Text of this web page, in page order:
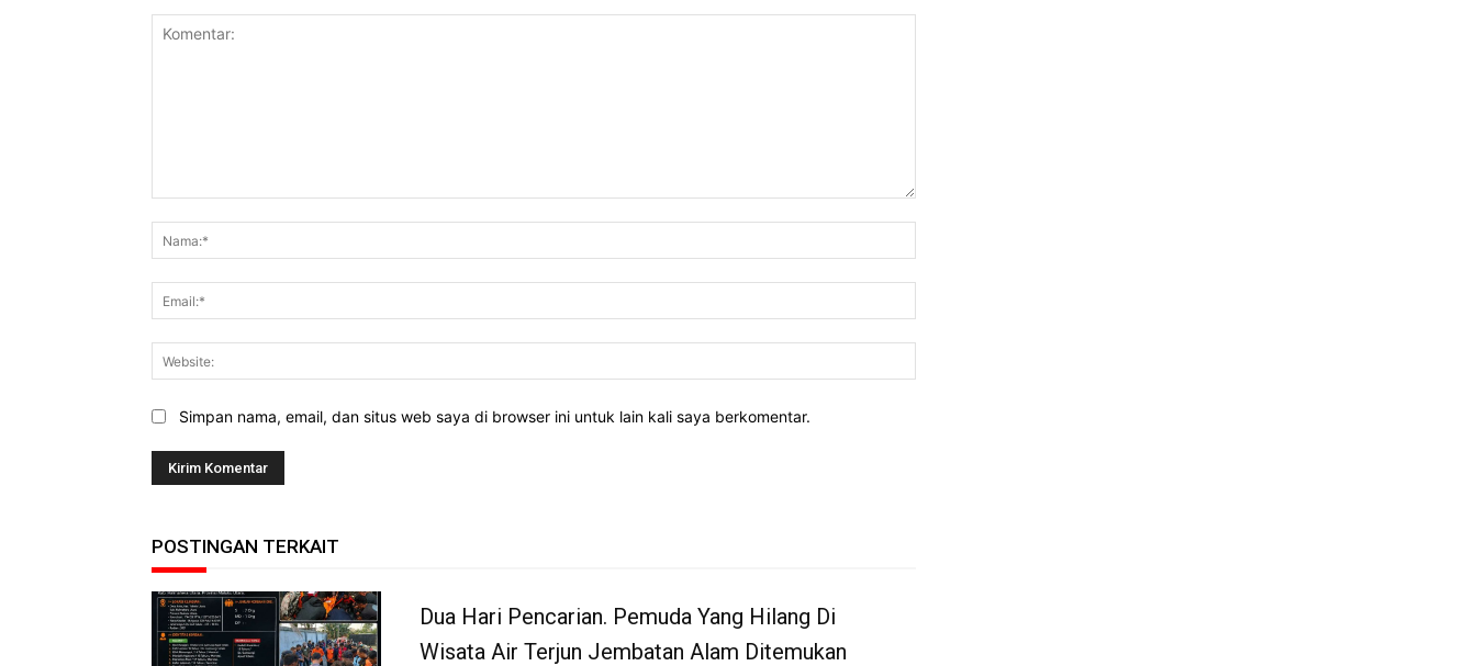
Simpan nama, email, dan situs web saya di browser ini untuk lain kali saya berkomentar.
POSTINGAN TERKAIT
Dua Hari Pencarian. Pemuda Yang Hilang Di
Wisata Air Terjun Jembatan Alam Ditemukan